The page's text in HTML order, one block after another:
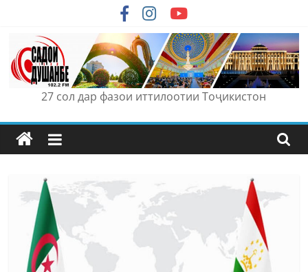
content
27 сол дар фазои иттилоотии Тоҷикистон